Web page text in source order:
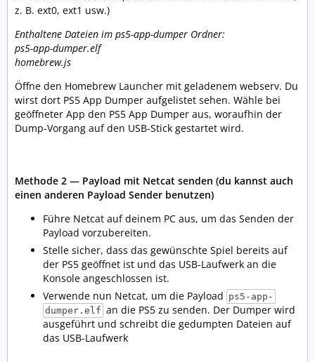
z. B. ext0, ext1 usw.)
Enthaltene Dateien im ps5-app-dumper Ordner:
ps5-app-dumper.elf
homebrew.js
Öffne den Homebrew Launcher mit geladenem webserv. Du
wirst dort PS5 App Dumper aufgelistet sehen. Wähle bei
geöffneter App den PS5 App Dumper aus, woraufhin der
Dump-Vorgang auf den USB-Stick gestartet wird.
Methode 2 — Payload mit Netcat senden (du kannst auch
einen anderen Payload Sender benutzen)
Führe Netcat auf deinem PC aus, um das Senden der
Payload vorzubereiten.
Stelle sicher, dass das gewünschte Spiel bereits auf
der PS5 geöffnet ist und das USB-Laufwerk an die
Konsole angeschlossen ist.
Verwende nun Netcat, um die Payload ps5-app-
dumper.elf an die PS5 zu senden. Der Dumper wird
ausgeführt und schreibt die gedumpten Dateien auf
das USB-Laufwerk